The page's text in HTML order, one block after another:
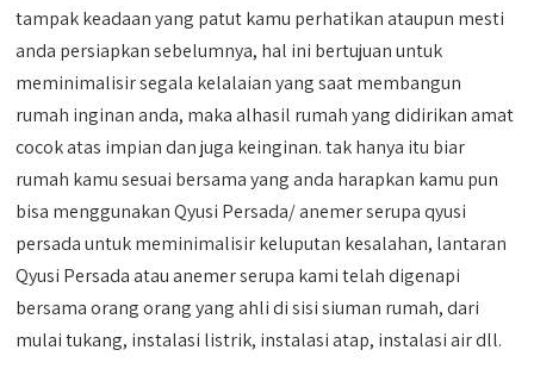
tampak keadaan yang patut kamu perhatikan ataupun mesti
anda persiapkan sebelumnya, hal ini bertujuan untuk
meminimalisir segala kelalaian yang saat membangun
rumah inginan anda, maka alhasil rumah yang didirikan amat
cocok atas impian dan juga keinginan. tak hanya itu biar
rumah kamu sesuai bersama yang anda harapkan kamu pun
bisa menggunakan Qyusi Persada/ anemer serupa qyusi
persada untuk meminimalisir keluputan kesalahan, lantaran
Qyusi Persada atau anemer serupa kami telah digenapi
bersama orang orang yang ahli di sisi siuman rumah, dari
mulai tukang, instalasi listrik, instalasi atap, instalasi air dll.